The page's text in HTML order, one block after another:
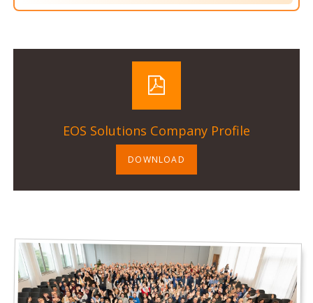
EOS Solutions Company Profile
DOWNLOAD